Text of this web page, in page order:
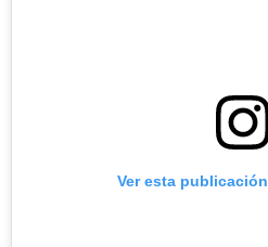
Ver esta